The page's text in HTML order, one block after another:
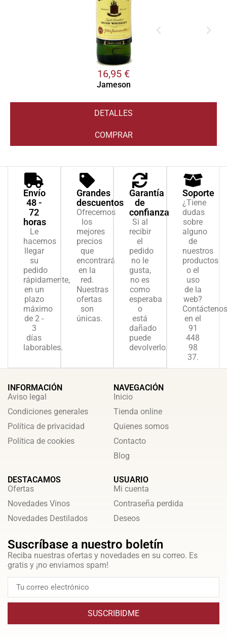
16,95 €
Jameson
DETALLES
COMPRAR
Envío
48 -
72
horas
Le
hacemos
llegar
su
pedido
rápidamente,
en un
plazo
máximo
de 2 -
3
días
laborables.
Grandes
descuentos
Ofrecemos
los
mejores
precios
que
encontrará
en la
red.
Nuestras
ofertas
son
únicas.
Garantía
de
confianza
Si al
recibir
el
pedido
no le
gusta,
no es
como
esperaba
o
está
dañado
puede
devolverlo.
Soporte
¿Tiene
dudas
sobre
alguno
de
nuestros
productos
o el
uso
de la
web?
Contáctenos
en el
91
448
98
37.
INFORMACIÓN
Aviso legal
Condiciones generales
Política de privacidad
Política de cookies
NAVEGACIÓN
Inicio
Tienda online
Quienes somos
Contacto
Blog
DESTACAMOS
Ofertas
Novedades Vinos
Novedades Destilados
USUARIO
Mi cuenta
Contraseña perdida
Deseos
Suscríbase a nuestro boletín
Reciba nuestras ofertas y novedades en su correo. Es
gratis y ¡no enviamos spam!
SUSCRIBIDME